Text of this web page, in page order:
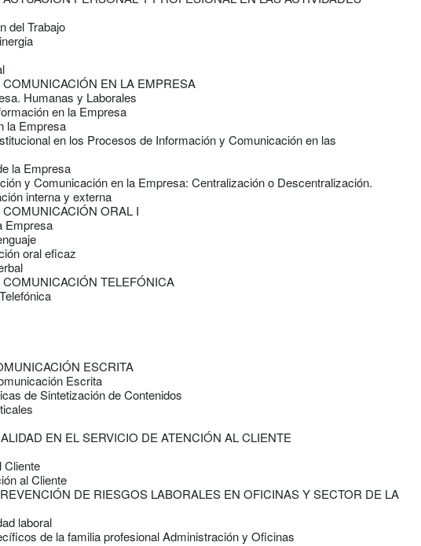
del Trabajo
EN LA EMPRESA
Humanas y Laborales
en la Empresa
la Empresa
en los Procesos de Información y Comunicación en las
la Empresa
y Comunicación en la Empresa: Centralización o Descentralización.
interna y externa
ORAL I
Empresa
oral eficaz
TELEFÓNICA
ESCRITA
Escrita
de Sintetización de Contenidos
EN EL SERVICIO DE ATENCIÓN AL CLIENTE
Cliente
al Cliente
DE RIESGOS LABORALES EN OFICINAS Y SECTOR DE LA
laboral
de la familia profesional Administración y Oficinas